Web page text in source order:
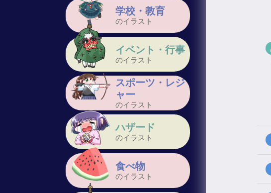
学校・教育
のイラスト
イベント・行事
のイラスト
スポーツ・レジ
ャー
のイラスト
ハザード
のイラスト
食べ物
のイラスト